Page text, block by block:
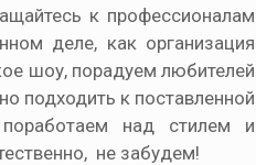
к профессионалам
деле, как организация
шоу, порадуем любителей
подходить к поставленной
над стилем и
не забудем!